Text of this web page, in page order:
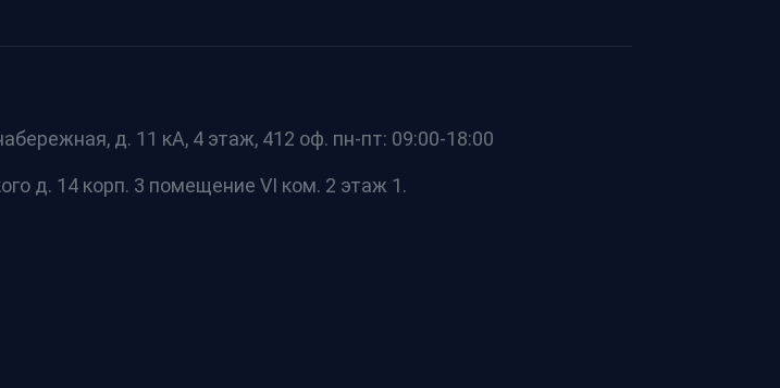
д. 11 кА, 4 этаж, 412 оф. пн-пт: 09:00-18:00
д. 14 корп. 3 помещение VI ком. 2 этаж 1.